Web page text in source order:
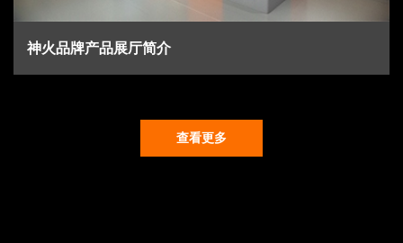
神火品牌产品展厅简介
查看更多